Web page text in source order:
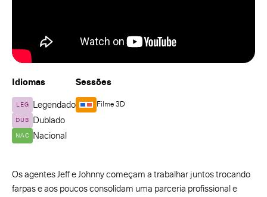
Idiomas
LEG Legendado
DUB Dublado
NAC Nacional
Sessões
Filme 3D
Os agentes Jeff e Johnny começam a trabalhar juntos trocando
farpas e aos poucos consolidam uma parceria profissional e